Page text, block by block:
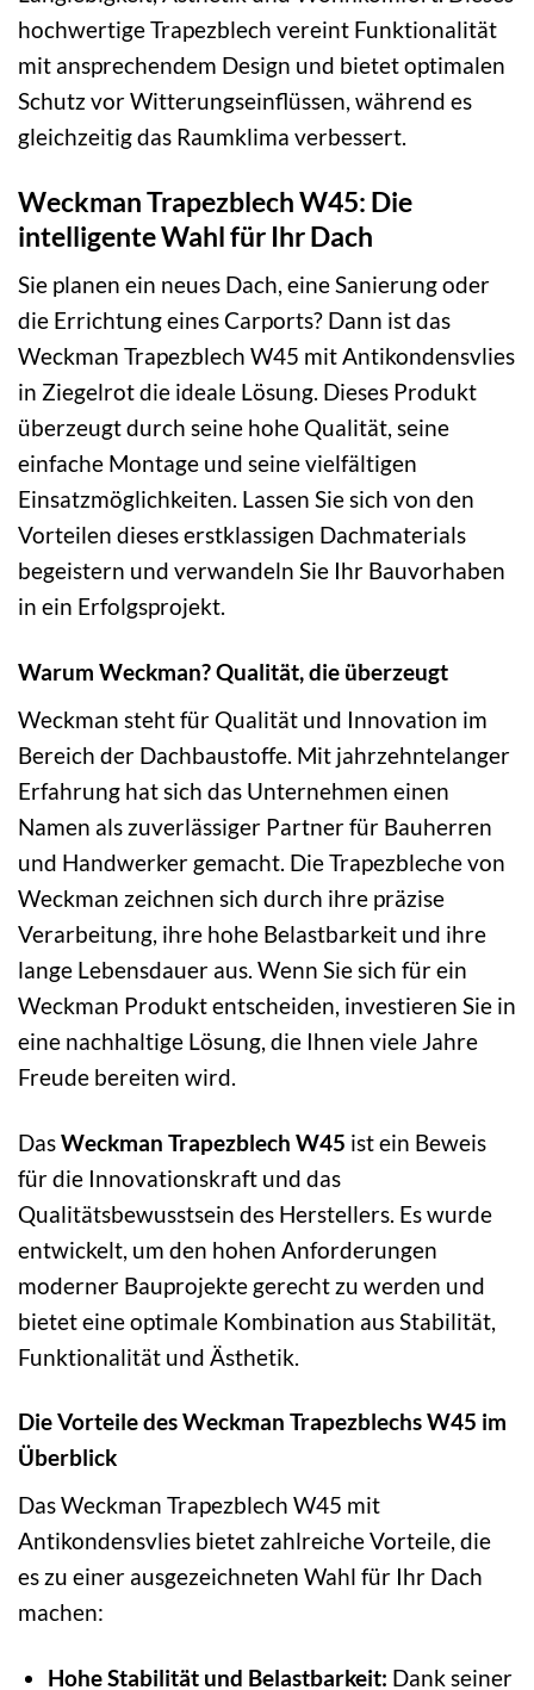
hochwertige Trapezblech vereint Funktionalität
mit ansprechendem Design und bietet optimalen
Schutz vor Witterungseinflüssen, während es
gleichzeitig das Raumklima verbessert.
Weckman Trapezblech W45: Die
intelligente Wahl für Ihr Dach
Sie planen ein neues Dach, eine Sanierung oder
die Errichtung eines Carports? Dann ist das
Weckman Trapezblech W45 mit Antikondensvlies
in Ziegelrot die ideale Lösung. Dieses Produkt
überzeugt durch seine hohe Qualität, seine
einfache Montage und seine vielfältigen
Einsatzmöglichkeiten. Lassen Sie sich von den
Vorteilen dieses erstklassigen Dachmaterials
begeistern und verwandeln Sie Ihr Bauvorhaben
in ein Erfolgsprojekt.
Warum Weckman? Qualität, die überzeugt
Weckman steht für Qualität und Innovation im
Bereich der Dachbaustoffe. Mit jahrzehntelanger
Erfahrung hat sich das Unternehmen einen
Namen als zuverlässiger Partner für Bauherren
und Handwerker gemacht. Die Trapezbleche von
Weckman zeichnen sich durch ihre präzise
Verarbeitung, ihre hohe Belastbarkeit und ihre
lange Lebensdauer aus. Wenn Sie sich für ein
Weckman Produkt entscheiden, investieren Sie in
eine nachhaltige Lösung, die Ihnen viele Jahre
Freude bereiten wird.
DasWeckman Trapezblech W45 ist ein Beweis
für die Innovationskraft und das
Qualitätsbewusstsein des Herstellers. Es wurde
entwickelt, um den hohen Anforderungen
moderner Bauprojekte gerecht zu werden und
bietet eine optimale Kombination aus Stabilität,
Funktionalität und Ästhetik.
Die Vorteile des Weckman Trapezblechs W45 im
Überblick
Das Weckman Trapezblech W45 mit
Antikondensvlies bietet zahlreiche Vorteile, die
es zu einer ausgezeichneten Wahl für Ihr Dach
machen:
Hohe Stabilität und Belastbarkeit: Dank seiner